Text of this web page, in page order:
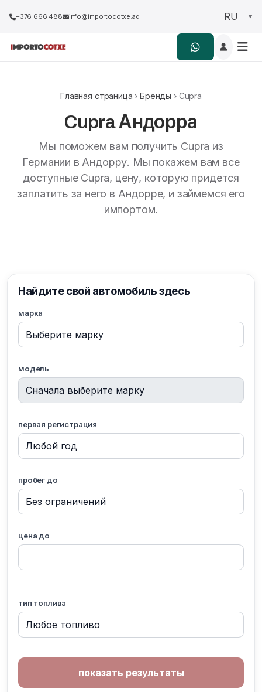
+376 666 488 info@importocotxe.ad
Главная страница ›Бренды › Cupra
Cupra Андорра
Мы поможем вам получить Cupra из
Германии в Андорру. Мы покажем вам все
доступные Cupra, цену, которую придется
заплатить за него в Андорре, и займемся его
импортом.
Найдите свой автомобиль здесь
марка
модель
первая регистрация
пробег до
цена до
тип топлива